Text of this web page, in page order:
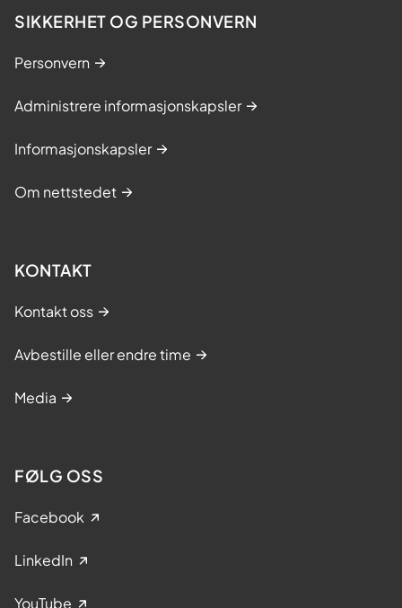
SIKKERHET OG PERSONVERN
Personvern
Administrere informasjonskapsler
Informasjonskapsler
Om nettstedet
KONTAKT
Kontakt oss
Avbestille eller endre time
Media
FØLG OSS
Facebook
LinkedIn
YouTube